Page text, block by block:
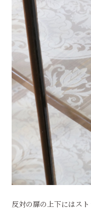
反対の扉の上下にはス